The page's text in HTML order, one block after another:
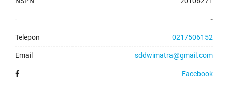
- -
Telepon 0217506152
Email sddwimatra@gmail.com
Facebook